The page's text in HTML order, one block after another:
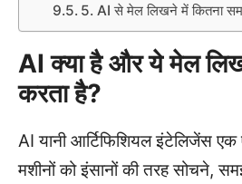
5. AI से मेल लिखने में कितना
AI क्या है और ये मेल
करता है?
AI यानी आर्टिफिशियल इंटेलिजेंस
मशीनों को इंसानों की तरह सोचने,